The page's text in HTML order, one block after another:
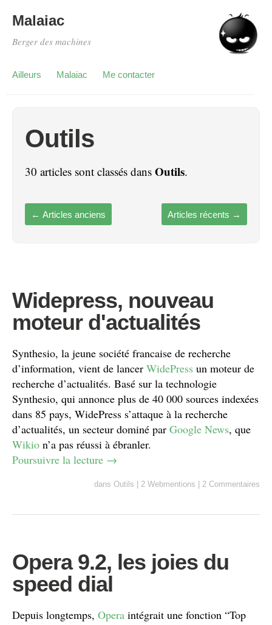
Malaiac
Berger des machines
Ailleurs Malaiac Me contacter
Outils
30 articles sont classés dans Outils.
← Articles anciens Articles récents →
Widepress, nouveau
moteur d'actualités
Synthesio, la jeune société francaise de recherche
d’information, vient de lancer WidePress un moteur de
recherche d’actualités. Basé sur la technologie
Synthesio, qui annonce plus de 40 000 sources indexées
dans 85 pays, WidePress s’attaque à la recherche
d’actualités, un secteur dominé par Google News, que
Wikio n’a pas réussi à ébranler.
Poursuivre la lecture →
dans Outils 2 Webmentions 2 Commentaires
Opera 9.2, les joies du
speed dial
Depuis longtemps, Opera intégrait une fonction “Top